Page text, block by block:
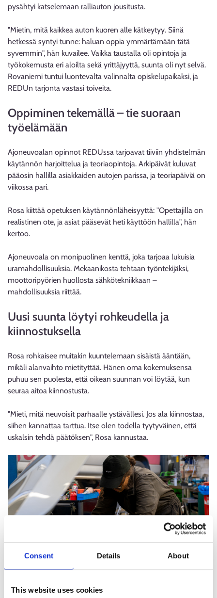
Consent Details About
This website uses cookies
pysähtyi katselemaan ralliauton jousitusta.
"Mietin, mitä kaikkea auton kuoren alle kätkeytyy. Siinä
hetkessä syntyi tunne: haluan oppia ymmärtämään tätä
syvemmin", hän kuvailee. Vaikka taustalla oli opintoja ja
työkokemusta eri aloilta sekä yrittäjyyttä, suunta oli nyt selvä.
Rovaniemi tuntui luontevalta valinnalta opiskelupaikaksi, ja
REDUn tarjonta vastasi toiveita.
Oppiminen tekemällä – tie suoraan
työelämään
Ajoneuvoalan opinnot REDUssa tarjoavat tiiviin yhdistelmän
käytännön harjoittelua ja teoriaopintoja. Arkipäivät kuluvat
pääosin hallilla asiakkaiden autojen parissa, ja teoriapäiviä on
viikossa pari.
Rosa kiittää opetuksen käytännönläheisyyttä: "Opettajilla on
realistinen ote, ja asiat pääsevät heti käyttöön hallilla", hän
kertoo.
Ajoneuvoala on monipuolinen kenttä, joka tarjoaa lukuisia
uramahdollisuuksia. Mekaanikosta tehtaan työntekijäksi,
moottoripyörien huollosta sähkötekniikkaan –
mahdollisuuksia riittää.
Uusi suunta löytyi rohkeudella ja
kiinnostuksella
Rosa rohkaisee muitakin kuuntelemaan sisäistä ääntään,
mikäli alanvaihto mietityttää. Hänen oma kokemuksensa
puhuu sen puolesta, että oikean suunnan voi löytää, kun
seuraa aitoa kiinnostusta.
"Mieti, mitä neuvoisit parhaalle ystävällesi. Jos ala kiinnostaa,
siihen kannattaa tarttua. Itse olen todella tyytyväinen, että
uskalsin tehdä päätöksen", Rosa kannustaa.
Aiempi kokemus vauhdittaa opintoja –